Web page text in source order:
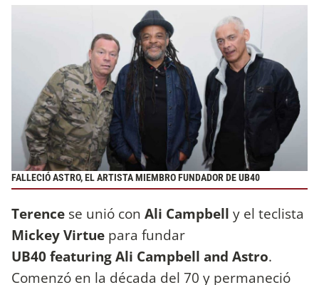
FALLECIÓ ASTRO, EL ARTISTA MIEMBRO FUNDADOR DE UB40
Terence se unió con Ali Campbell y el teclista
Mickey Virtue para fundar
UB40 featuring Ali Campbell and Astro.
Comenzó en la década del 70 y permaneció